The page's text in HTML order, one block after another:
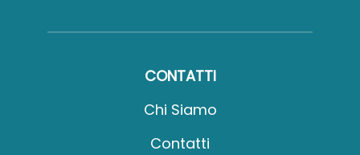
CONTATTI
Chi Siamo
Contatti